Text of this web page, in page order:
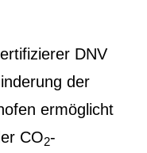
DNV
der
ermöglicht
CO2-